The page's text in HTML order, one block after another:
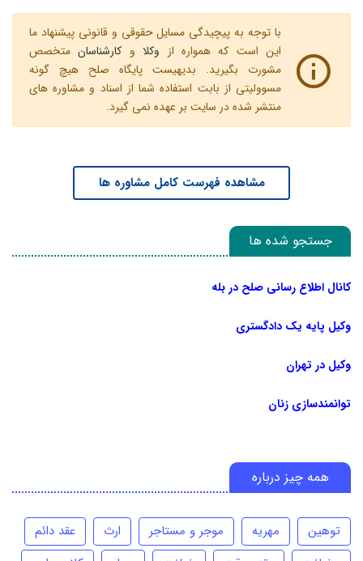
با توجه به پیچیدگی مسایل حقوقی و قانونی پیشنهاد ما
این است که همواره از وکلاو کارشناسانمتخصص
مشورت بگیرید. بدیهیست پایگاه صلح هیچ گونه
مسوولیتی از بابت استفاده شما از اسناد و مشاوره های
منتشر شده در سایت بر عهده نمی گیرد.
مشاهده فهرست کامل مشاوره ها
جستجو شده ها
کانال اطلاع رسانی صلح در بله
وکیل پایه یک دادگستری
وکیل در تهران
توانمندسازی زنان
همه چیز درباره
توهین مهریه موجر و مستاجر ارث
عقد دائم